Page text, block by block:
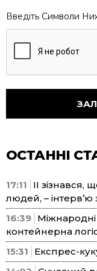
Введіть Символи
ОСТАННІ
17:11
ІІ
людей, – інтерв’ю
16:39
контейнерна
15:31
Експрес-